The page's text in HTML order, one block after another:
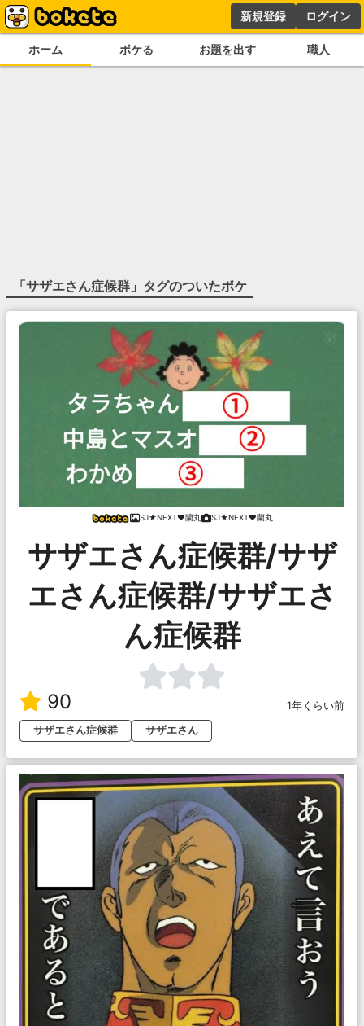
新規登録 ログイン
ホーム ボケる お題を出す 職人
「サザエさん症候群 」タグのついたボケ
SJ★NEXT♥蘭丸 SJ★NEXT♥蘭丸
サザエさん症候群/サザ
エさん症候群/サザエさ
ん症候群
90
1年くらい前
サザエさん症候群
サザエさん